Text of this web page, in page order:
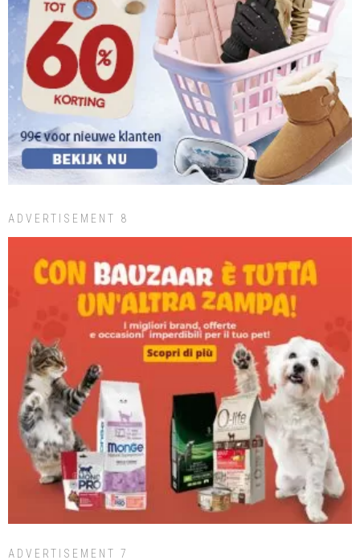
ADVERTISEMENT 8
ADVERTISEMENT 7